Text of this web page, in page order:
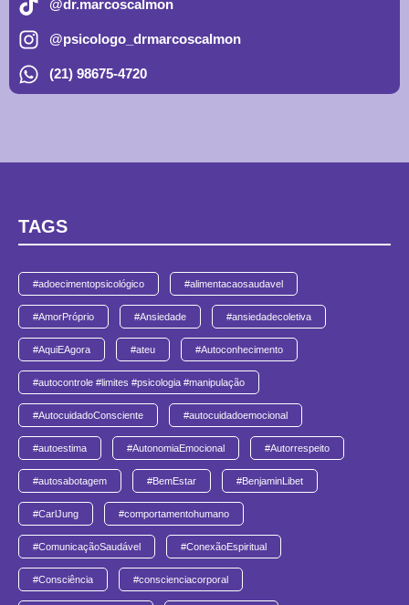
@dr.marcoscalmon
@psicologo_drmarcoscalmon
(21) 98675-4720
TAGS
#adoecimentopsicológico #alimentacaosaudavel
#AmorPróprio #Ansiedade #ansiedadecoletiva
#AquiEAgora #ateu #Autoconhecimento
#autocontrole #limites #psicologia #manipulação
#AutocuidadoConsciente #autocuidadoemocional
#autoestima #AutonomiaEmocional #Autorrespeito
#autosabotagem #BemEstar #BenjaminLibet
#CarlJung #comportamentohumano
#ComunicaçãoSaudável #ConexãoEspiritual
#Consciência #conscienciacorporal